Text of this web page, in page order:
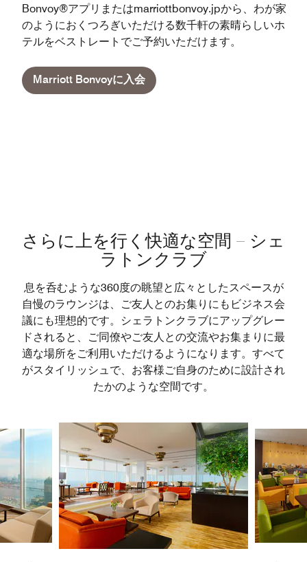
Bonvoy®アプリまたはmarriottbonvoy.jpから、わが家
のようにおくつろぎいただける数千軒の素晴らしいホ
テルをベストレートでご予約いただけます。
Marriott Bonvoyに入会
さらに上を行く快適な空間 – シェ
ラトンクラブ
息を呑むような360度の眺望と広々としたスペースが
自慢のラウンジは、ご友人とのお集りにもビジネス会
議にも理想的です。シェラトンクラブにアップグレー
ドされると、ご同僚やご友人との交流やお集まりに最
適な場所をご利用いただけるようになります。すべて
がスタイリッシュで、お客様ご自身のために設計され
たかのような空間です。